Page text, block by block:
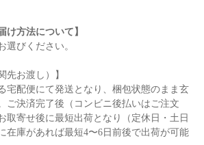
け方法について】
選びください。
先お渡し）】
宅配便にて発送となり、梱包状態のまま玄
ご決済完了後（コンビニ後払いはご注文
取寄せ後に最短出荷となり（定休日・土日
在庫があれば最短4〜6日前後で出荷が可能